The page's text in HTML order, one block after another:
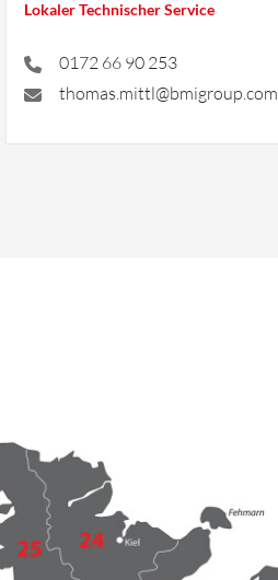
Lokaler Technischer Service
0172 66 90 253
thomas.mittl@bmigroup.com